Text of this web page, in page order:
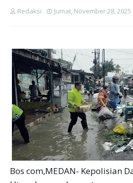
Redaksi Jumat, November 28, 2025
Bos com,MEDAN- Kepolisian